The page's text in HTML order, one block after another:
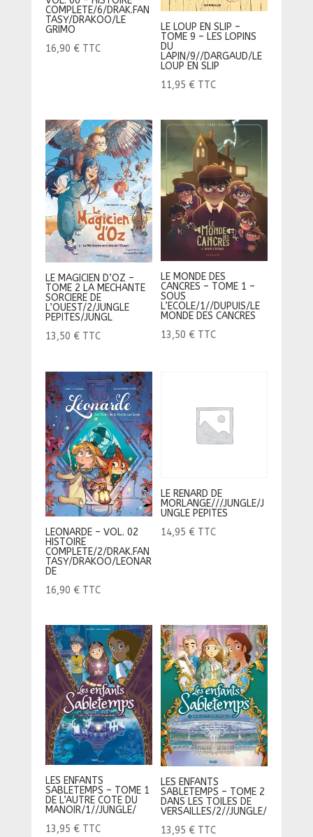
COMPLETE/6/DRAK.FAN
TASY/DRAKOO/LE
GRIMO
16,90 € TTC
LE LOUP EN SLIP –
TOME 9 – LES LOPINS
DU
LAPIN/9//DARGAUD/LE
LOUP EN SLIP
11,95 € TTC
LE MAGICIEN D’OZ –
TOME 2 LA MECHANTE
SORCIERE DE
L’OUEST/2/JUNGLE
PEPITES/JUNGL
13,50 € TTC
LE MONDE DES
CANCRES – TOME 1 –
SOUS
L’ECOLE/1//DUPUIS/LE
MONDE DES CANCRES
13,50 € TTC
LEONARDE – VOL. 02
HISTOIRE
COMPLETE/2/DRAK.FAN
TASY/DRAKOO/LEONAR
DE
16,90 € TTC
LE RENARD DE
MORLANGE///JUNGLE/J
UNGLE PEPITES
14,95 € TTC
LES ENFANTS
SABLETEMPS – TOME 1
DE L’AUTRE COTE DU
MANOIR/1//JUNGLE/
13,95 € TTC
LES ENFANTS
SABLETEMPS – TOME 2
DANS LES TOILES DE
VERSAILLES/2//JUNGLE/
13,95 € TTC